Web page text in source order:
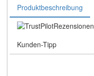
Produktbeschreibung
Rezensionen
Kunden-Tipp